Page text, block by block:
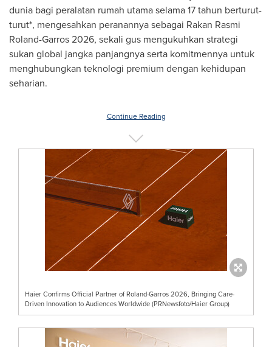
dunia bagi peralatan rumah utama selama 17 tahun berturut-
turut*, mengesahkan peranannya sebagai Rakan Rasmi
Roland-Garros 2026, sekali gus mengukuhkan strategi
sukan global jangka panjangnya serta komitmennya untuk
menghubungkan teknologi premium dengan kehidupan
seharian.
Continue Reading
Haier Confirms Official Partner of Roland-Garros 2026, Bringing Care-
Driven Innovation to Audiences Worldwide (PRNewsfoto/Haier Group)